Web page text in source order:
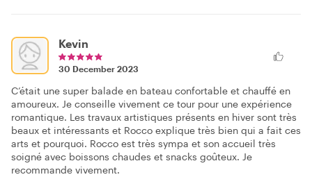
Kevin
30 December 2023
C’était une super balade en bateau confortable et chauffé en
amoureux. Je conseille vivement ce tour pour une expérience
romantique. Les travaux artistiques présents en hiver sont très
beaux et intéressants et Rocco explique très bien qui a fait ces
arts et pourquoi. Rocco est très sympa et son accueil très
soigné avec boissons chaudes et snacks goûteux. Je
recommande vivement.